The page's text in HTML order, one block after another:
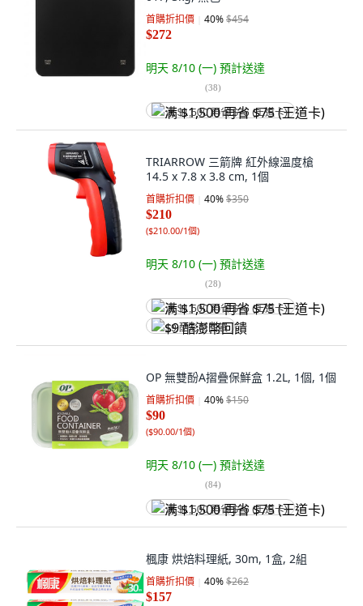
首購折扣價 40%$454
$272
明天 8/10 (一) 預計送達
(38)
满 $1,500 再省 $75 (王道卡)
TRIARROW 三箭牌 紅外線溫度槍
14.5 x 7.8 x 3.8 cm, 1個
首購折扣價 40%$350
$210
($210.00/1個)
明天 8/10 (一) 預計送達
(28)
满 $1,500 再省 $75 (王道卡)
$9 酷澎幣回饋
OP 無雙酚A摺疊保鮮盒 1.2L, 1個, 1個
首購折扣價 40%$150
$90
($90.00/1個)
明天 8/10 (一) 預計送達
(84)
满 $1,500 再省 $75 (王道卡)
楓康 烘焙料理紙, 30m, 1盒, 2組
首購折扣價 40%$262
$157